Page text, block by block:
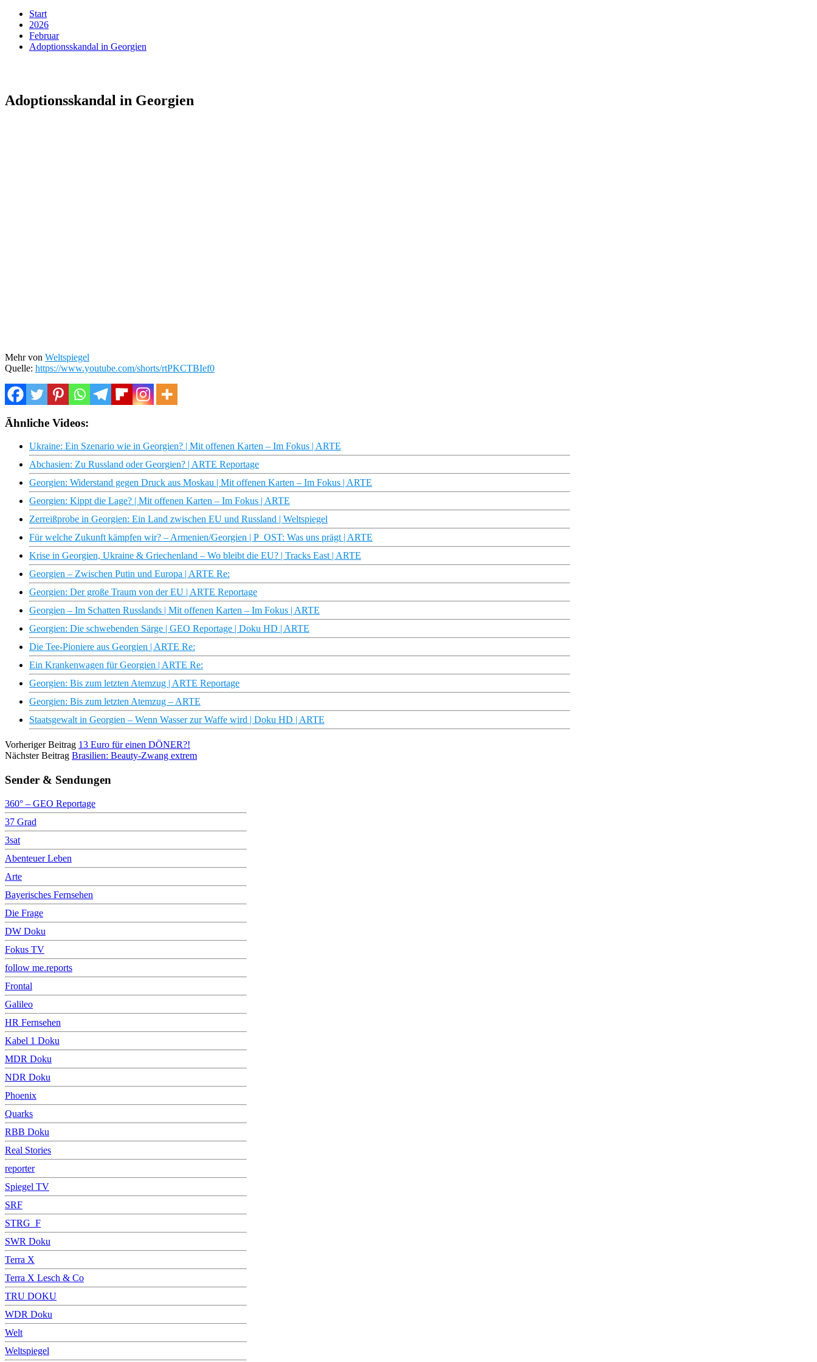
Start
2026
Februar
Adoptionsskandal in Georgien
Adoptionsskandal in Georgien
Mehr von Weltspiegel
Quelle: https://www.youtube.com/shorts/rtPKCTBIef0
Ähnliche Videos:
Ukraine: Ein Szenario wie in Georgien? | Mit offenen Karten – Im Fokus | ARTE
Abchasien: Zu Russland oder Georgien? | ARTE Reportage
Georgien: Widerstand gegen Druck aus Moskau | Mit offenen Karten – Im Fokus | ARTE
Georgien: Kippt die Lage? | Mit offenen Karten – Im Fokus | ARTE
Zerreißprobe in Georgien: Ein Land zwischen EU und Russland | Weltspiegel
Für welche Zukunft kämpfen wir? – Armenien/Georgien | P_OST: Was uns prägt | ARTE
Krise in Georgien, Ukraine & Griechenland – Wo bleibt die EU? | Tracks East | ARTE
Georgien – Zwischen Putin und Europa | ARTE Re:
Georgien: Der große Traum von der EU | ARTE Reportage
Georgien – Im Schatten Russlands | Mit offenen Karten – Im Fokus | ARTE
Georgien: Die schwebenden Särge | GEO Reportage | Doku HD | ARTE
Die Tee-Pioniere aus Georgien | ARTE Re:
Ein Krankenwagen für Georgien | ARTE Re:
Georgien: Bis zum letzten Atemzug | ARTE Reportage
Georgien: Bis zum letzten Atemzug – ARTE
Staatsgewalt in Georgien – Wenn Wasser zur Waffe wird | Doku HD | ARTE
Vorheriger Beitrag 13 Euro für einen DÖNER?!
Nächster Beitrag Brasilien: Beauty-Zwang extrem
Sender & Sendungen
360° – GEO Reportage
37 Grad
3sat
Abenteuer Leben
Arte
Bayerisches Fernsehen
Die Frage
DW Doku
Fokus TV
follow me.reports
Frontal
Galileo
HR Fernsehen
Kabel 1 Doku
MDR Doku
NDR Doku
Phoenix
Quarks
RBB Doku
Real Stories
reporter
Spiegel TV
SRF
STRG_F
SWR Doku
Terra X
Terra X Lesch & Co
TRU DOKU
WDR Doku
Welt
Weltspiegel